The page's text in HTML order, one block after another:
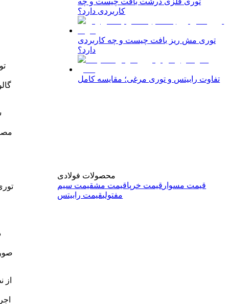
کاربردی دارد؟
توری مش ریز بافت چیست و چه کاربردی
دارد؟
تفاوت رابیتس و توری مرغی؛ مقایسه کامل
محصولات فولادی
قیمت مسوار قیمت خرپاقیمت مشقیمت سیم
مفتولیقیمت رابیتس